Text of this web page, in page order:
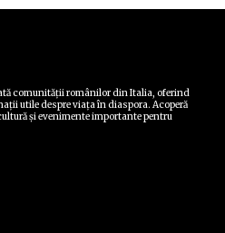
comunității românilor din Italia, oferind
utile despre viața în diaspora. Acoperă
și evenimente importante pentru